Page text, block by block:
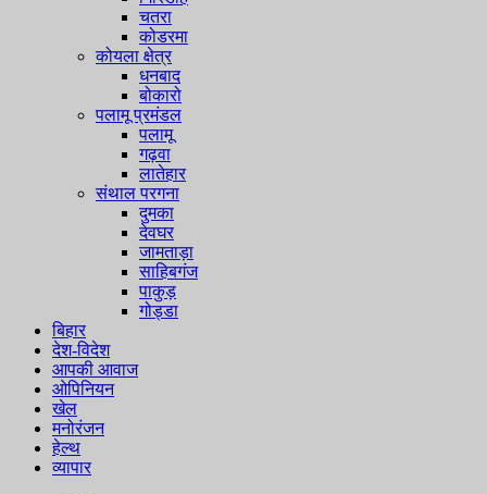
चतरा
कोडरमा
कोयला क्षेत्र
धनबाद
बोकारो
पलामू प्रमंडल
पलामू
गढ़वा
लातेहार
संथाल परगना
दुमका
देवघर
जामताड़ा
साहिबगंज
पाकुड़
गोड्डा
बिहार
देश-विदेश
आपकी आवाज
ओपिनियन
खेल
मनोरंजन
हेल्थ
व्यापार